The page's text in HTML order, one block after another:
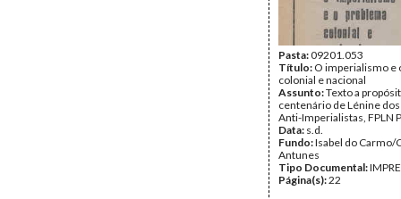
Pasta:09201.053
Título: O imperialismo e
colonial e nacional
Assunto:Texto a
centenário de Lénine
Anti-Imperialistas, FPLN
Data: s.d.
Fundo:Isabel do Carmo/
Antunes
Tipo Documental:
Página(s):22